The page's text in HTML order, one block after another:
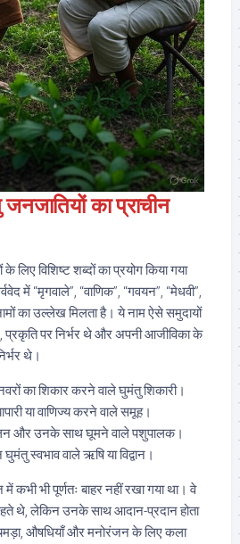
का प्राचीन
लिए विशिष्ट शब्दों का प्रयोग किया गया
में “मृगवाले”, “वाणिक”, “गवयन”, “मेधवी”,
का उल्लेख मिलता है। ये नाम ऐसे समुदायों
प्रकृति पर निर्भर थे और अपनी आजीविका के
थे।
का शिकार करने वाले घुमंतु शिकारी।
या वाणिज्य करने वाले समूह।
और उनके साथ घूमने वाले पशुपालक।
स्वभाव वाले ऋषि या विद्वान।
कभी भी पूर्णतः बाहर नहीं रखा गया था। वे
थे, लेकिन उनके साथ आदान-प्रदान होता
औषधियाँ और मनोरंजन के लिए कला